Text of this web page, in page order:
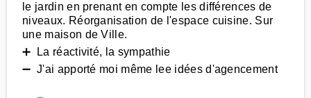
le jardin en prenant en compte les différences de
niveaux. Réorganisation de l'espace cuisine. Sur
une maison de Ville.
➕ La réactivité, la sympathie
➖ J'ai apporté moi même lee idées d'agencement